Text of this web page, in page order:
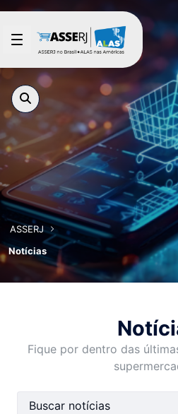
Pular para o Conteúdo principal
ASSERJ
Notícias
Fique por dentro das
Barra de busca